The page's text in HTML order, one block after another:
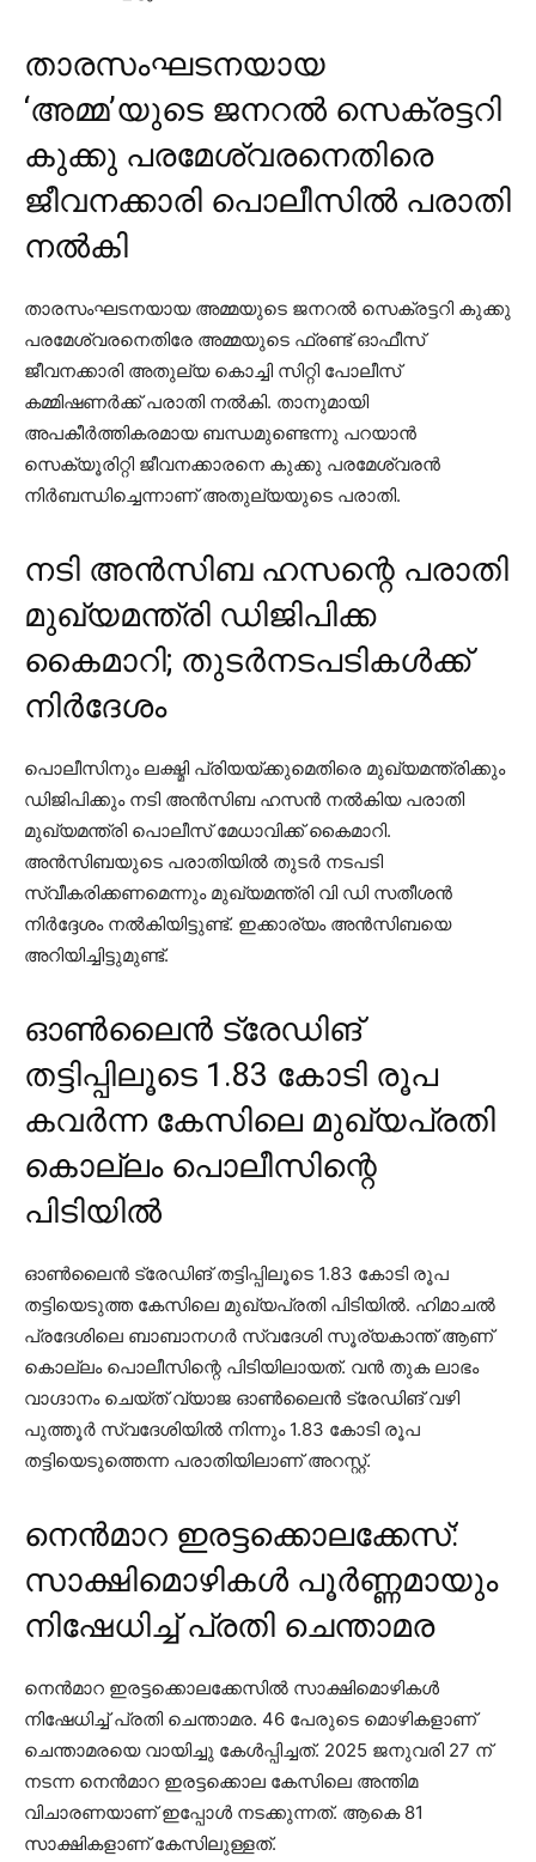
താരസംഘടനയായ
‘അമ്മ’യുടെ ജനറല്‍ സെക്രട്ടറി
കുക്കു പരമേശ്വരനെതിരെ
ജീവനക്കാരി പൊലീസില്‍ പരാതി
നല്‍കി
താരസംഘടനയായ അമ്മയുടെ ജനറല്‍ സെക്രട്ടറി കുക്കു
പരമേശ്വരനെതിരേ അമ്മയുടെ ഫ്രണ്ട് ഓഫീസ്
ജീവനക്കാരി അതുല്യ കൊച്ചി സിറ്റി പോലീസ്
കമ്മിഷണര്‍ക്ക് പരാതി നല്‍കി. താനുമായി
അപകീര്‍ത്തികരമായ ബന്ധമുണ്ടെന്നു പറയാന്‍
സെക്യൂരിറ്റി ജീവനക്കാരനെ കുക്കു പരമേശ്വരന്‍
നിര്‍ബന്ധിച്ചെന്നാണ് അതുല്യയുടെ പരാതി.
നടി അന്‍സിബ ഹസന്റെ പരാതി
മുഖ്യമന്ത്രി ഡിജിപിക്ക
കൈമാറി; തുടര്‍നടപടികള്‍ക്ക്
നിര്‍ദേശം
പൊലീസിനും ലക്ഷ്മി പ്രിയയ്ക്കുമെതിരെ മുഖ്യമന്ത്രിക്കും
ഡിജിപിക്കും നടി അന്‍സിബ ഹസന്‍ നല്‍കിയ പരാതി
മുഖ്യമന്ത്രി പൊലീസ് മേധാവിക്ക് കൈമാറി.
അന്‍സിബയുടെ പരാതിയില്‍ തുടര്‍ നടപടി
സ്വീകരിക്കണമെന്നും മുഖ്യമന്ത്രി വി ഡി സതീശന്‍
നിര്‍ദ്ദേശം നല്‍കിയിട്ടുണ്ട്. ഇക്കാര്യം അന്‍സിബയെ
അറിയിച്ചിട്ടുമുണ്ട്.
ഓണ്‍ലൈന്‍ ട്രേഡിങ്
തട്ടിപ്പിലൂടെ 1.83 കോടി രൂപ
കവർന്ന കേസിലെ മുഖ്യപ്രതി
കൊല്ലം പൊലീസിന്റെ
പിടിയില്‍
ഓണ്‍ലൈന്‍ ട്രേഡിങ് തട്ടിപ്പിലൂടെ 1.83 കോടി രൂപ
തട്ടിയെടുത്ത കേസിലെ മുഖ്യപ്രതി പിടിയില്‍. ഹിമാചല്‍
പ്രദേശിലെ ബാബാനഗര്‍ സ്വദേശി സൂര്യകാന്ത് ആണ്
കൊല്ലം പൊലീസിന്റെ പിടിയിലായത്. വന്‍ തുക ലാഭം
വാഗ്ദാനം ചെയ്ത് വ്യാജ ഓണ്‍ലൈന്‍ ട്രേഡിങ് വഴി
പുത്തൂര്‍ സ്വദേശിയില്‍ നിന്നും 1.83 കോടി രൂപ
തട്ടിയെടുത്തെന്ന പരാതിയിലാണ് അറസ്റ്റ്.
നെന്‍മാറ ഇരട്ടക്കൊലക്കേസ്:
സാക്ഷിമൊഴികള്‍ പൂർണ്ണമായും
നിഷേധിച്ച് പ്രതി ചെന്താമര
നെന്‍മാറ ഇരട്ടക്കൊലക്കേസില്‍ സാക്ഷിമൊഴികള്‍
നിഷേധിച്ച് പ്രതി ചെന്താമര. 46 പേരുടെ മൊഴികളാണ്
ചെന്താമരയെ വായിച്ചു കേള്‍പ്പിച്ചത്. 2025 ജനുവരി 27 ന്
നടന്ന നെന്‍മാറ ഇരട്ടക്കൊല കേസിലെ അന്തിമ
വിചാരണയാണ് ഇപ്പോള്‍ നടക്കുന്നത്. ആകെ 81
സാക്ഷികളാണ് കേസിലുള്ളത്.